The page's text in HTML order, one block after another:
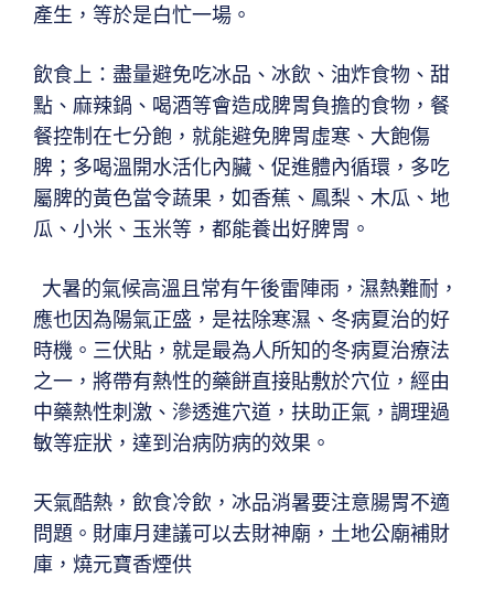
產生，等於是白忙一場。
飲食上：盡量避免吃冰品、冰飲、油炸食物、甜
點、麻辣鍋、喝酒等會造成脾胃負擔的食物，餐
餐控制在七分飽，就能避免脾胃虛寒、大飽傷
脾；多喝溫開水活化內臟、促進體內循環，多吃
屬脾的黃色當令蔬果，如香蕉、鳳梨、木瓜、地
瓜、小米、玉米等，都能養出好脾胃。
大暑的氣候高溫且常有午後雷陣雨，濕熱難耐，
應也因為陽氣正盛，是祛除寒濕、冬病夏治的好
時機。三伏貼，就是最為人所知的冬病夏治療法
之一，將帶有熱性的藥餅直接貼敷於穴位，經由
中藥熱性刺激、滲透進穴道，扶助正氣，調理過
敏等症狀，達到治病防病的效果。
天氣酷熱，飲食冷飲，冰品消暑要注意腸胃不適
問題。財庫月建議可以去財神廟，土地公廟補財
庫，燒元寶香煙供